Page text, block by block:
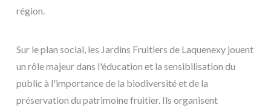
région.
Sur le plan social, les Jardins Fruitiers de Laquenexy jouent
un rôle majeur dans l'éducation et la sensibilisation du
public à l'importance de la biodiversité et de la
préservation du patrimoine fruitier. Ils organisent